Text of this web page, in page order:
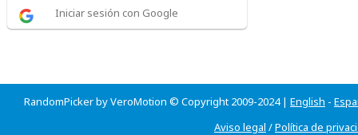
Iniciar sesión con Google
RandomPicker by VeroMotion © Copyright 2009-2024 | English -
Aviso legal /Política de